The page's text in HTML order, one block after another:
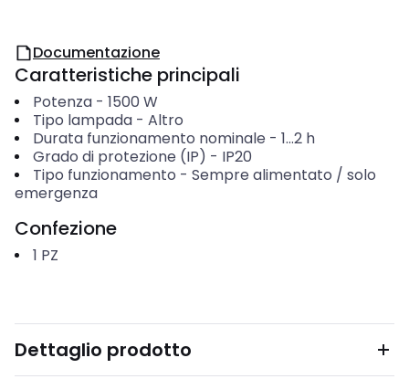
Documentazione
Caratteristiche principali
Potenza- 1500 W
Tipo lampada- Altro
Durata funzionamento nominale - 1...2 h
Grado di protezione (IP) - IP20
Tipo funzionamento - Sempre alimentato / solo
emergenza
Confezione
1 PZ
Dettaglio prodotto